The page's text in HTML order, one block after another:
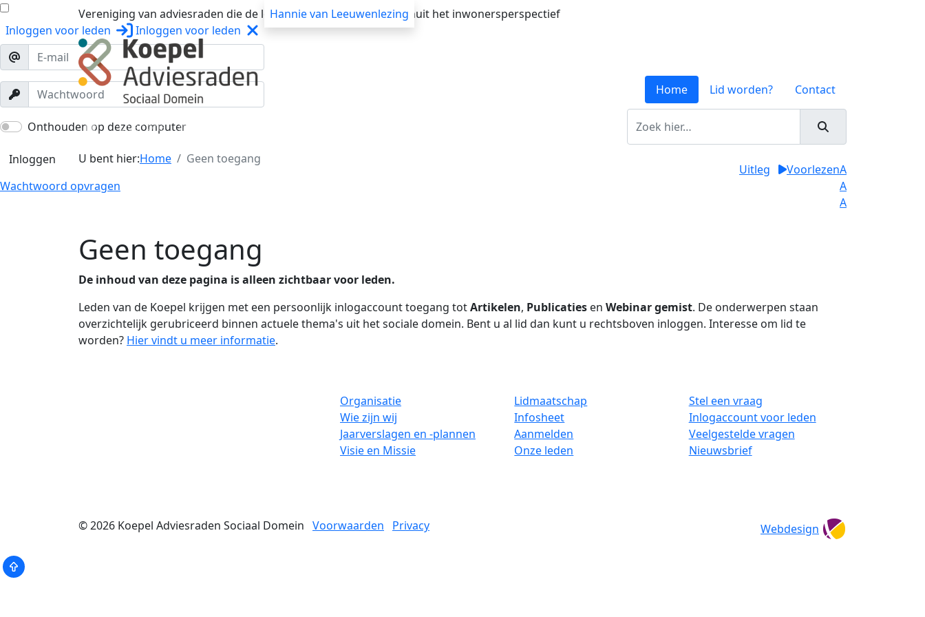
Inloggen voor leden Inloggen voor leden
Onthouden op deze computer
Inloggen
Wachtwoord opvragen
Hannie van Leeuwenlezing
Vereniging van adviesraden die de lokale overheid adviseren vanuit het inwonersperspectief
Home Lid worden? Contact
Over ons Trainingen
U bent hier:Home Geen toegang
Uitleg VoorlezenA
A
A
Geen toegang
De inhoud van deze pagina is alleen zichtbaar voor leden.
Leden van de Koepel krijgen met een persoonlijk inlogaccount toegang totArtikelen, Publicaties en Webinar gemist. De onderwerpen staan
overzichtelijk gerubriceerd binnen actuele thema's uit het sociale domein. Bent u al lid dan kunt u rechtsboven inloggen. Interesse om lid te
worden? Hier vindt u meer informatie.
Organisatie
Wie zijn wij
Jaarverslagen en -plannen
Visie en Missie
Lidmaatschap
Infosheet
Aanmelden
Onze leden
Stel een vraag
Inlogaccount voor leden
Veelgestelde vragen
Nieuwsbrief
© 2026 Koepel Adviesraden Sociaal Domein Voorwaarden Privacy Webdesign